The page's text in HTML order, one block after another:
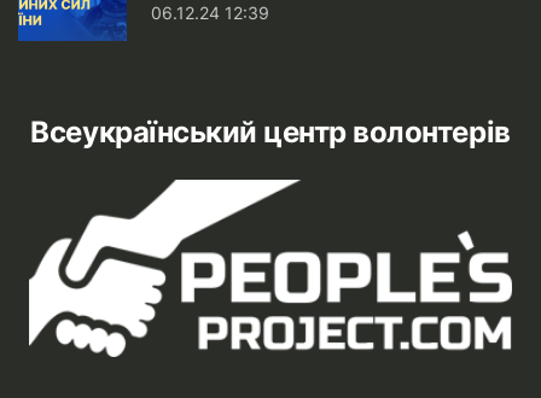
06.12.24 12:39
Всеукраїнський центр волонтерів